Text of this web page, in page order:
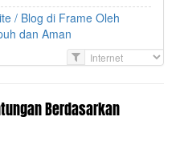
/ Blog di Frame Oleh
dan Aman
t
e
Berdasarkan